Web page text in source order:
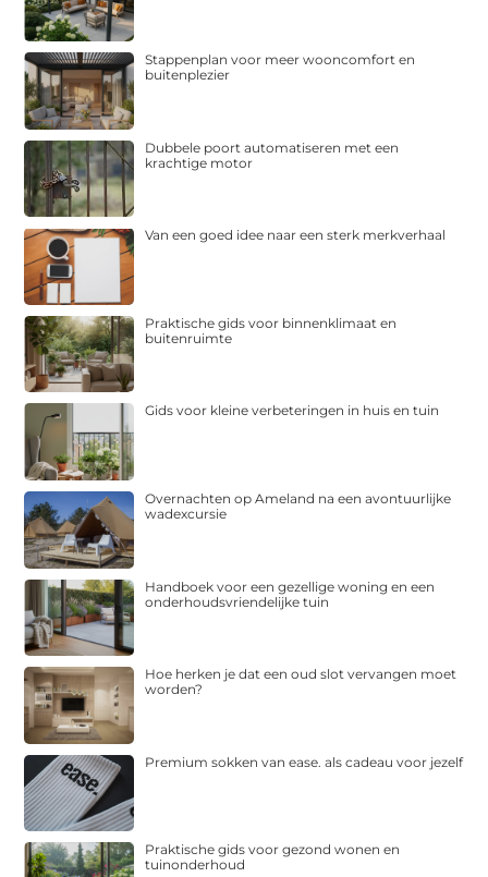
Stappenplan voor meer wooncomfort en
buitenplezier
Dubbele poort automatiseren met een
krachtige motor
Van een goed idee naar een sterk merkverhaal
Praktische gids voor binnenklimaat en
buitenruimte
Gids voor kleine verbeteringen in huis en tuin
Overnachten op Ameland na een avontuurlijke
wadexcursie
Handboek voor een gezellige woning en een
onderhoudsvriendelijke tuin
Hoe herken je dat een oud slot vervangen moet
worden?
Premium sokken van ease. als cadeau voor jezelf
Praktische gids voor gezond wonen en
tuinonderhoud